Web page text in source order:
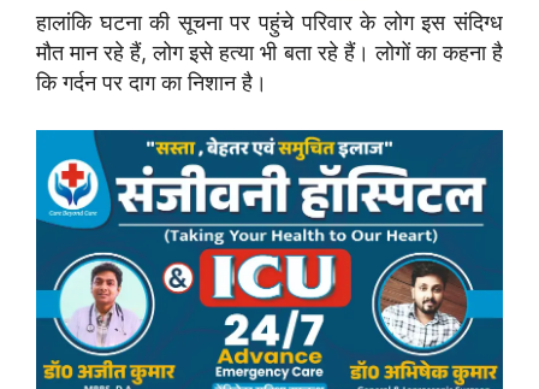
हालांकि घटना की सूचना पर पहुंचे परिवार के लोग इस संदिग्ध
मौत मान रहे हैं, लोग इसे हत्या भी बता रहे हैं। लोगों का कहना है
कि गर्दन पर दाग का निशान है।